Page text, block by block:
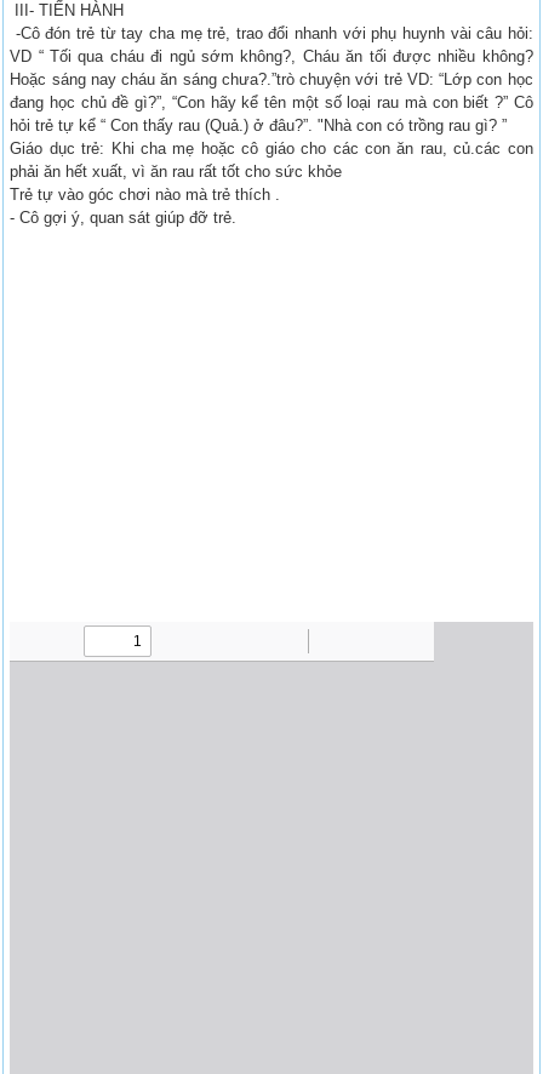
III- TIẾN HÀNH
-Cô đón trẻ từ tay cha mẹ trẻ, trao đổi nhanh với phụ huynh vài câu hỏi:
VD “ Tối qua cháu đi ngủ sớm không?, Cháu ăn tối được nhiều không?
Hoặc sáng nay cháu ăn sáng chưa?.”trò chuyện với trẻ VD: “Lớp con học
đang học chủ đề gì?”, “Con hãy kể tên một số loại rau mà con biết ?” Cô
hỏi trẻ tự kể “ Con thấy rau (Quả.) ở đâu?”. "Nhà con có trồng rau gì? ”
Giáo dục trẻ: Khi cha mẹ hoặc cô giáo cho các con ăn rau, củ.các con
phải ăn hết xuất, vì ăn rau rất tốt cho sức khỏe
Trẻ tự vào góc chơi nào mà trẻ thích .
- Cô gợi ý, quan sát giúp đỡ trẻ.